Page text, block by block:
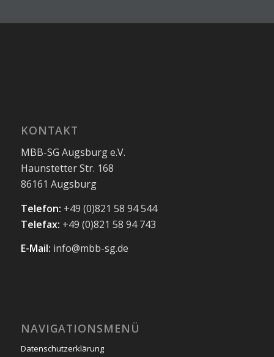
KONTAKT
MBB-SG Augsburg e.V.
Haunstetter Str. 168
86161 Augsburg
Telefon: +49 (0)821 58 94 544
Telefax: +49 (0)821 58 94 743
E-Mail: info@mbb-sg.de
NAVIGATIONSMENÜ
Datenschutzerklärung